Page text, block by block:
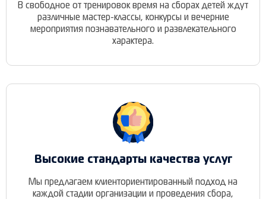
В свободное от тренировок время на сборах детей ждут
различные мастер-классы, конкурсы и вечерние
мероприятия познавательного и развлекательного
характера.
Высокие стандарты качества услуг
Мы предлагаем клиенториентированный подход на
каждой стадии организации и проведения сбора,